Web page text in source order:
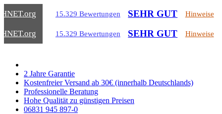
.org 15.329 Bewertungen SEHR GUT Hinweise
.org 15.329 Bewertungen SEHR GUT Hinweise
2 Jahre Garantie
Kostenfreier Versand ab 30€ (innerhalb Deutschlands)
Professionelle Beratung
Hohe Qualität zu günstigen Preisen
06831 945 897-0